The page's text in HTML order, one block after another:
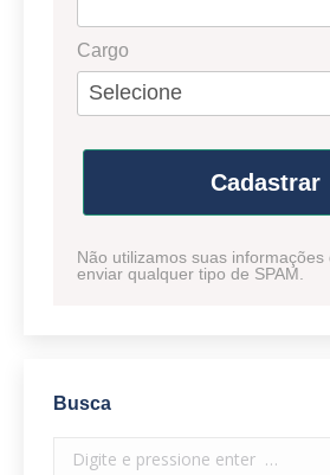
Cargo
Cadastrar
Não utilizamos suas
enviar qualquer tipo de SPAM.
Busca
Search: